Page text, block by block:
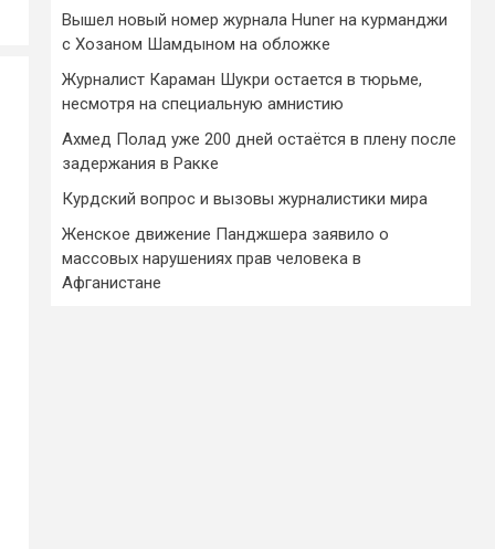
Вышел новый номер журнала Huner на курманджи
с Хозаном Шамдыном на обложке
Журналист Караман Шукри остается в тюрьме,
несмотря на специальную амнистию
Ахмед Полад уже 200 дней остаётся в плену после
задержания в Ракке
Курдский вопрос и вызовы журналистики мира
Женское движение Панджшера заявило о
массовых нарушениях прав человека в
Афганистане